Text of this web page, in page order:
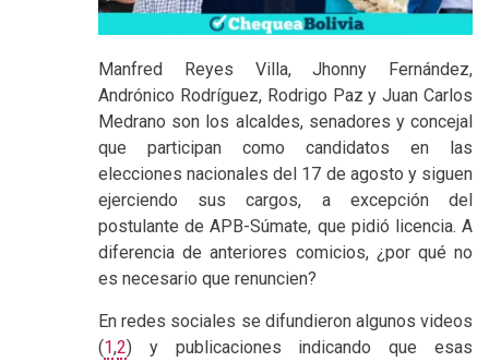
Manfred Reyes Villa, Jhonny Fernández,
Andrónico Rodríguez, Rodrigo Paz y Juan Carlos
Medrano son los alcaldes, senadores y concejal
que participan como candidatos en las
elecciones nacionales del 17 de agosto y siguen
ejerciendo sus cargos, a excepción del
postulante de APB-Súmate, que pidió licencia. A
diferencia de anteriores comicios, ¿por qué no
es necesario que renuncien?
En redes sociales se difundieron algunos videos
(1,2) y publicaciones indicando que esas